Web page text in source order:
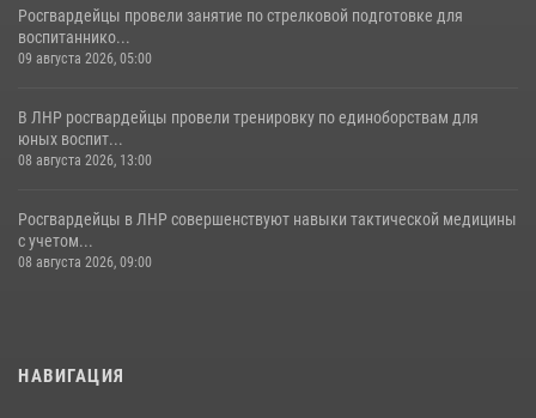
Росгвардейцы провели занятие по стрелковой подготовке для
воспитаннико...
09 августа 2026, 05:00
В ЛНР росгвардейцы провели тренировку по единоборствам для
юных воспит...
08 августа 2026, 13:00
Росгвардейцы в ЛНР совершенствуют навыки тактической медицины
с учетом...
08 августа 2026, 09:00
НАВИГАЦИЯ